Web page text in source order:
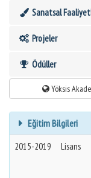
Sanatsal
Projeler
Ödüller
Yöksis
Eğitim Bilgileri
2015-2019 Lisans